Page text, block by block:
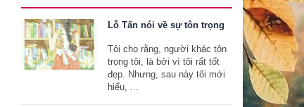
Lỗ Tấn nói về sự tôn trọng
Tôi cho rằng, người khác tôn
trọng tôi, là bởi vì tôi rất tốt
đẹp. Nhưng, sau này tôi mới
hiểu, ...